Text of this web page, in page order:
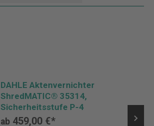
DAHLE Aktenvernichter
ShredMATIC® 35314,
Sicherheitsstufe P-4
ab 459,00 €*